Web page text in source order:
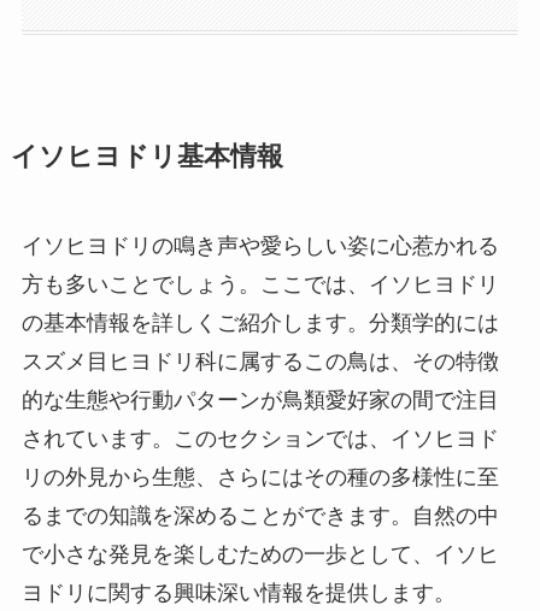
イソヒヨドリ基本情報
イソヒヨドリの鳴き声や愛らしい姿に心惹かれる
方も多いことでしょう。ここでは、イソヒヨドリ
の基本情報を詳しくご紹介します。分類学的には
スズメ目ヒヨドリ科に属するこの鳥は、その特徴
的な生態や行動パターンが鳥類愛好家の間で注目
されています。このセクションでは、イソヒヨド
リの外見から生態、さらにはその種の多様性に至
るまでの知識を深めることができます。自然の中
で小さな発見を楽しむための一歩として、イソヒ
ヨドリに関する興味深い情報を提供します。